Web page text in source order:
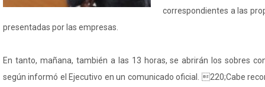
correspondientes a las
presentadas por las empresas.
En tanto, mañana, también a las 13 horas, se abrirán los sobres
según informó el Ejecutivo en un comunicado oficial. 220;Cabe